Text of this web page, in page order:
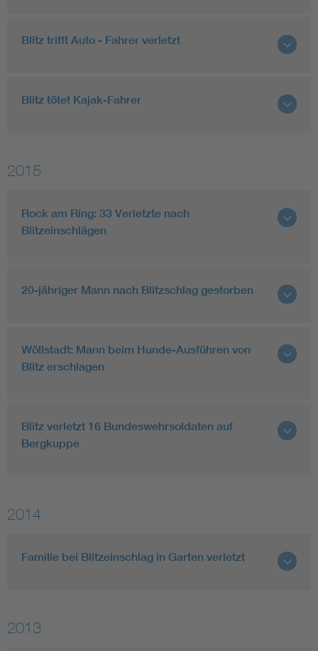
Blitz trifft Auto - Fahrer verletzt
Blitz tötet Kajak-Fahrer
2015
Rock am Ring: 33 Verletzte nach
Blitzeinschlägen
20-jähriger Mann nach Blitzschlag gestorben
Wöllstadt: Mann beim Hunde-Ausführen von
Blitz erschlagen
Blitz verletzt 16 Bundeswehrsoldaten auf
Bergkuppe
2014
Familie bei Blitzeinschlag in Garten verletzt
2013